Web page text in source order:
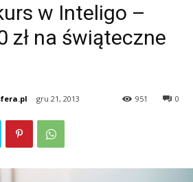
w Inteligo –
zł na świąteczne
gru 21, 2013 0
951